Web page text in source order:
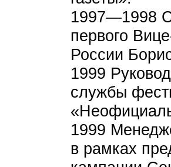
1997—1998
первого
России
1999
службы
1999
в рамках